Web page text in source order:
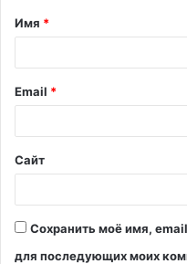
Имя *
Email *
Сайт
Сохранить моё имя,
для последующих моих